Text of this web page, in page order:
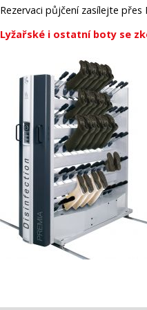
Rezervaci půjčení zasílejte přes
Lyžařské i ostatní boty se